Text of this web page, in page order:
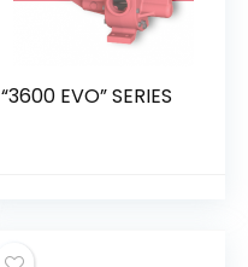
“3600 EVO” SERIES